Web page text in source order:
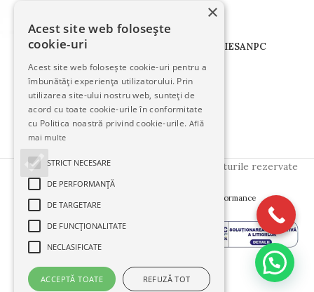
TERMENI COOKIESANPC
Urmăriți-ne pe:
Copyright © 2025FloralStudio . Toate drepturile rezervate
- Innovation Performance
×
Acest site web folosește
cookie-uri
Acest site web folosește cookie-uri pentru a
îmbunătăți experiența utilizatorului. Prin
utilizarea site-ului nostru web, sunteți de
acord cu toate cookie-urile în conformitate
cu Politica noastră privind cookie-urile. Află
mai multe
STRICT NECESARE
DE PERFORMANȚĂ
DE TARGETARE
DE FUNCŢIONALITATE
NECLASIFICATE
ACCEPTĂ TOATE REFUZĂ TOT